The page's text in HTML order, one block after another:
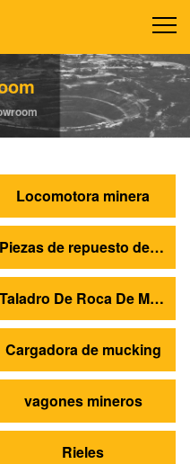
Locomotora minera
Piezas de repuesto de locomotoras
Taladro De Roca De Mina
Cargadora de mucking
vagones mineros
Rieles